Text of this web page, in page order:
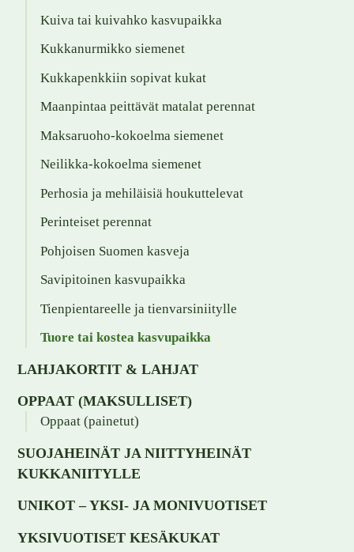
Kuiva tai kuivahko kasvupaikka
Kukkanurmikko siemenet
Kukkapenkkiin sopivat kukat
Maanpintaa peittävät matalat perennat
Maksaruoho-kokoelma siemenet
Neilikka-kokoelma siemenet
Perhosia ja mehiläisiä houkuttelevat
Perinteiset perennat
Pohjoisen Suomen kasveja
Savipitoinen kasvupaikka
Tienpientareelle ja tienvarsiniitylle
Tuore tai kostea kasvupaikka
LAHJAKORTIT & LAHJAT
OPPAAT (MAKSULLISET)
Oppaat (painetut)
SUOJAHEINÄT JA NIITTYHEINÄT
KUKKANIITYLLE
UNIKOT – YKSI- JA MONIVUOTISET
YKSIVUOTISET KESÄKUKAT